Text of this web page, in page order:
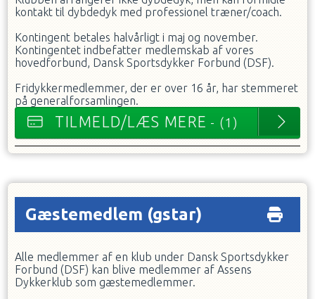
kontakt til dybdedyk med professionel træner/coach.
Kontingent betales halvårligt i maj og november.
Kontingentet indbefatter medlemskab af vores
hovedforbund, Dansk Sportsdykker Forbund (DSF).
Fridykkermedlemmer, der er over 16 år, har stemmeret
på generalforsamlingen.
TILMELD/LÆS MERE - (1)
Gæstemedlem (gstar)
Alle medlemmer af en klub under Dansk Sportsdykker
Forbund (DSF) kan blive medlemmer af Assens
Dykkerklub som gæstemedlemmer.